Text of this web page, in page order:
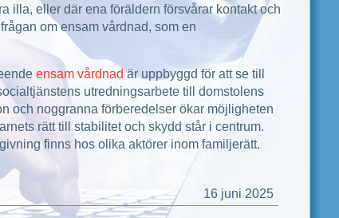
illa, eller där ena föräldern försvårar kontakt och
om ensam vårdnad, som en
ensam vårdnadär uppbyggd för att se till
utredningsarbete till domstolens
och noggranna förberedelser ökar möjligheten
rätt till stabilitet och skydd står i centrum.
finns hos olika aktörer inom familjerätt.
16 juni 2025